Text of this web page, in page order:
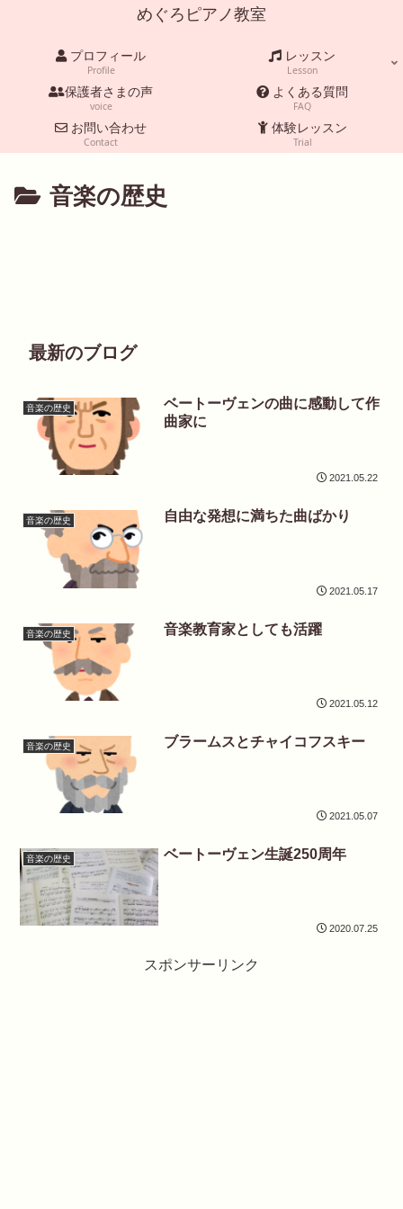
めぐろピアノ教室
プロフィール
Profile
レッスン
Lesson
保護者さまの声
voice
よくある質問
FAQ
お問い合わせ
Contact
体験レッスン
Trial
音楽の歴史
最新のブログ
音楽の歴史
ベートーヴェンの曲に感動して作
曲家に
2021.05.22
音楽の歴史 自由な発想に満ちた曲ばかり
2021.05.17
音楽の歴史 音楽教育家としても活躍
2021.05.12
音楽の歴史 ブラームスとチャイコフスキー
2021.05.07
音楽の歴史 ベートーヴェン生誕250周年
2020.07.25
スポンサーリンク